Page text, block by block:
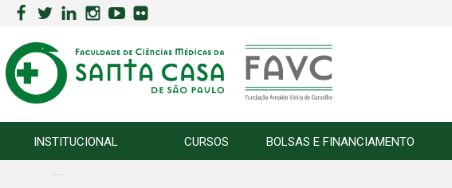
INSTITUCIONAL CURSOS BOLSAS E FINANCIAMENTO